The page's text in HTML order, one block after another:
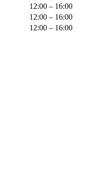
12:00 – 16:00
12:00 – 16:00
12:00 – 16:00